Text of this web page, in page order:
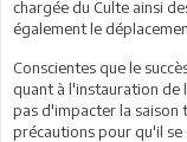
chargée du Culte ainsi
également le
Conscientes que le
quant à l'instauration de
pas d'impacter la
précautions pour qu'il se